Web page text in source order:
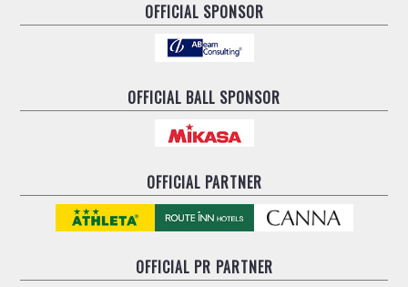
OFFICIAL SPONSOR
OFFICIAL BALL SPONSOR
OFFICIAL PARTNER
OFFICIALPR PARTNER